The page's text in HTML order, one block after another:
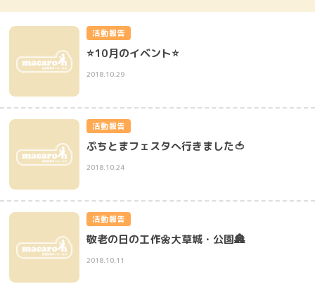
活動報告
⭐10月のイベント⭐
2018.10.29
活動報告
ぷちとまフェスタへ行きました🍅
2018.10.24
活動報告
敬老の日の工作🌼大草城・公園🏯
2018.10.11